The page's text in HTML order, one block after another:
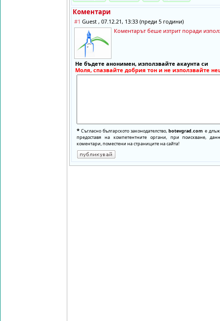
Коментари
#1 Guest , 07.12.21, 13:33 (преди 5 години)
Коментарът беше изтрит поради
Не бъдете анонимен, използвайте акаунта си
Моля, спазвайте добрия тон и не използвайте
* Съгласно българското законодателство,botevgrad.com е
предоставя на компетентните органи, при поискване,
коментари, поместени на страниците на сайта!